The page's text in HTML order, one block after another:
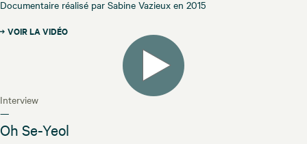
Documentaire réalisé par Sabine Vazieux en 2015
VOIR LA VIDÉO
Interview
—
Oh Se-Yeol